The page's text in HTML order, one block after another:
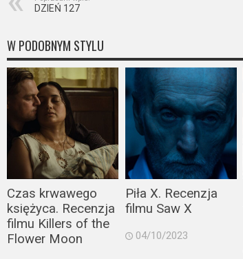
DZIEŃ 127
W PODOBNYM STYLU
Czas krwawego
księżyca. Recenzja
filmu Killers of the
Flower Moon
Piła X. Recenzja
filmu Saw X
04/10/2023